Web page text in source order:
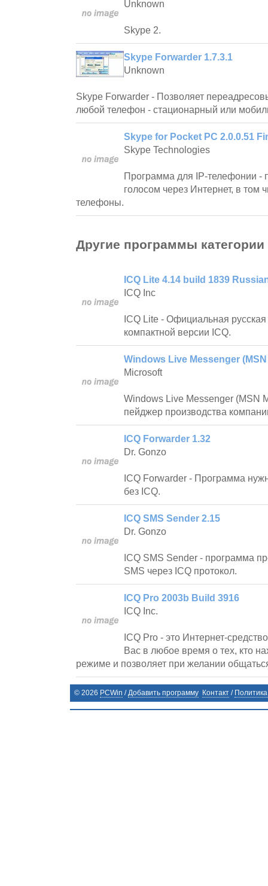
Unknown
Skype 2.
Skype Forwarder 1.7.3.1
Unknown
Skype Forwarder - Позволяет
любой телефон - стационарный или
Skype for Pocket PC 2.0.0.51
Skype Technologies
Программа для IP-телефонии -
голосом через Интернет, в том
телефоны.
Другие программы категории
ICQ Lite 4.14 build 1839
ICQ Inc
ICQ Lite - Официальная
компактной версии ICQ.
Windows Live Messenger
Microsoft
Windows Live Messenger (MSN
пейджер производства
ICQ Forwarder 1.32
Dr. Gonzo
ICQ Forwarder - Программа
без ICQ.
ICQ SMS Sender 2.15
Dr. Gonzo
ICQ SMS Sender - программа
SMS через ICQ протокол.
ICQ Pro 2003b Build 3916
ICQ Inc.
ICQ Pro - это Интернет-
Вас в любое время о тех, кто
режиме и позволяет при желании
© 2026 PCWin /Добавить программу Контакт /